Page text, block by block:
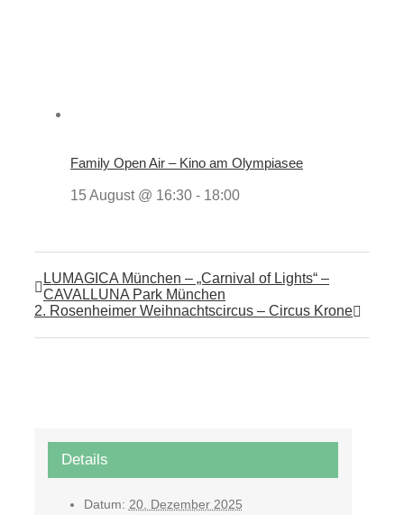
Family Open Air – Kino am Olympiasee
15 August @ 16:30 - 18:00
LUMAGICA München – „Carnival of Lights“ –
CAVALLUNA Park München
2. Rosenheimer Weihnachtscircus – Circus Krone
Details
Datum: 20. Dezember 2025